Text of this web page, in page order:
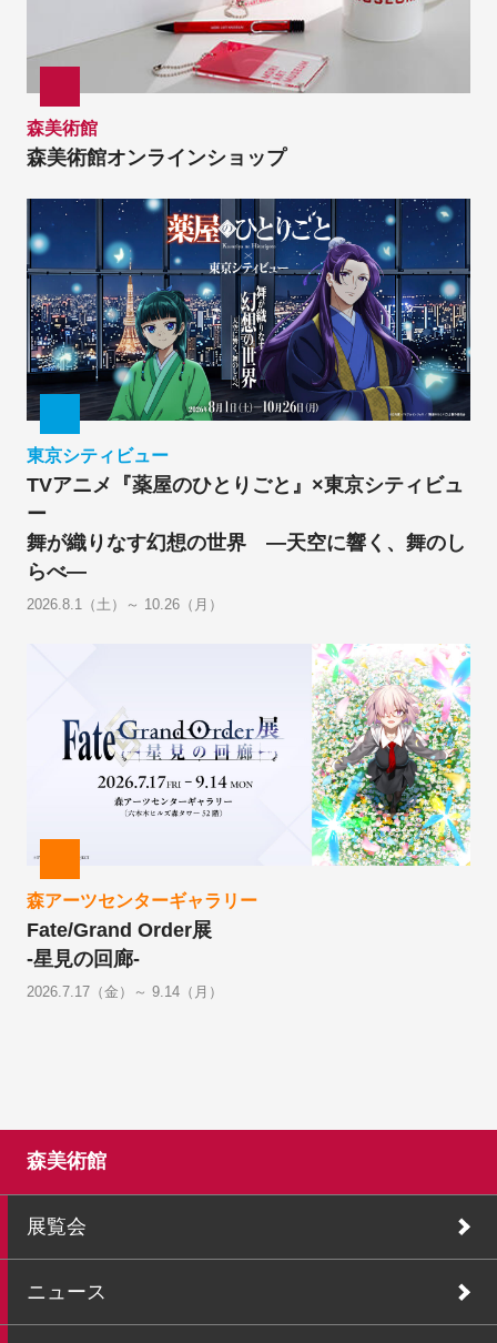
森美術館
森美術館オンラインショップ
東京シティビュー
TVアニメ『薬屋のひとりごと』×東京シティビュ
ー
舞が織りなす幻想の世界 ―天空に響く、舞のし
らべ―
2026.8.1（土）～ 10.26（月）
森アーツセンターギャラリー
Fate/Grand Order展
-星見の回廊-
2026.7.17（金）～ 9.14（月）
森美術館
展覧会
ニュース